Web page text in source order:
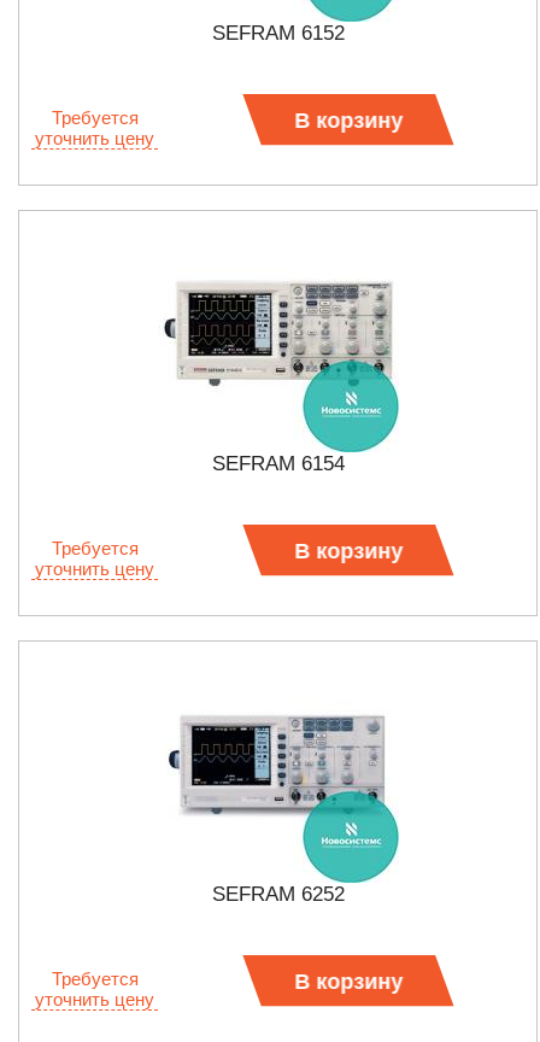
SEFRAM 6152
Требуется
уточнить цену
В корзину
SEFRAM 6154
Требуется
уточнить цену
В корзину
SEFRAM 6252
Требуется
уточнить цену
В корзину